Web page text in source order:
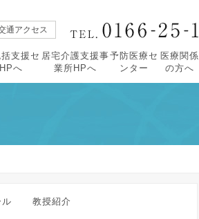
・すこやか85号
介
相談
・レスパイト入院のご案内
支援セ
へ
居宅介護支援事
業所HPへ
予防医療セ
ンター
医療関係
の方へ
通アクセス
ル 教授紹介